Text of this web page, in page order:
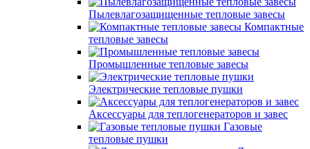
Пылевлагозащищенные тепловые завесы
Компактные
тепловые завесы
Промышленные тепловые завесы
Электрические тепловые пушки
Аксессуары для теплогенераторов и завес
Газовые
тепловые пушки